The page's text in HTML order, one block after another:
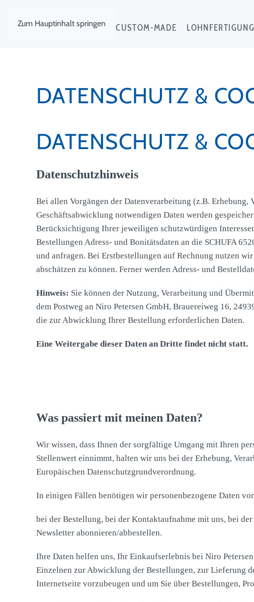
Zum Hauptinhalt springen
EXKLUSIV CUSTOM-MADE LOHNFERTIGUNG
DATENSCHUTZ &
DATENSCHUTZ &
Datenschutzhinweis
Bei allen Vorgängen der Datenverarbeitung (z.B.
Geschäftsabwicklung notwendigen Daten werden
Berücksichtigung Ihrer jeweiligen schutzwürdigen
Bestellungen Adress- und Bonitätsdaten an die SCHUFA
und anfragen. Bei Erstbestellungen auf Rechnung nutzen
abschätzen zu können. Ferner werden Adress- und
Hinweis: Sie können der Nutzung, Verarbeitung und
dem Postweg an Niro Petersen GmbH, Brauereiweg 16,
die zur Abwicklung Ihrer Bestellung erforderlichen Daten.
Eine Weitergabe dieser Daten an Dritte findet nicht statt.
Was passiert mit meinen Daten?
Wir wissen, dass Ihnen der sorgfältige Umgang mit Ihren
Stellenwert einnimmt, halten wir uns bei der Erhebung,
Europäischen Datenschutzgrundverordnung.
In einigen Fällen benötigen wir personenbezogene Daten
bei der Bestellung, bei der Kontaktaufnahme mit uns, bei
Newsletter abonnieren/abbestellen.
Ihre Daten helfen uns, Ihr Einkaufserlebnis bei Niro
Einzelnen zur Abwicklung der Bestellungen, zur Lieferung
Internetseite vorzubeugen und um Sie über Bestellungen,